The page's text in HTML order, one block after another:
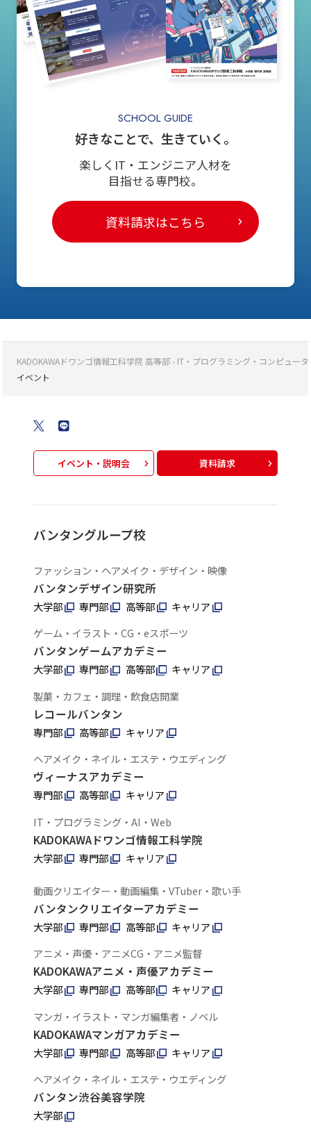
SCHOOL GUIDE
好きなことで、生きていく。
楽しくIT・エンジニア人材を
目指せる専門校。
資料請求はこちら
KADOKAWAドワンゴ情報工科学院 高等部 - IT・プログラミング・コンピュー
イベント
イベント・説明会 資料請求
バンタングループ校
ファッション・ヘアメイク・デザイン・映像
バンタンデザイン研究所
大学部 専門部 高等部
キャリア
ゲーム・イラスト・CG・eスポーツ
バンタンゲームアカデミー
大学部 専門部 高等部
キャリア
製菓・カフェ・調理・飲食店開業
レコールバンタン
専門部 高等部
キャリア
ヘアメイク・ネイル・エステ・ウエディング
ヴィーナスアカデミー
専門部 高等部
キャリア
IT・プログラミング・AI・Web
KADOKAWAドワンゴ情報工科学院
大学部 専門部 キャリア
動画クリエイター・動画編集・VTuber・歌い手
バンタンクリエイターアカデミー
大学部 専門部 高等部
キャリア
アニメ・声優・アニメCG・アニメ監督
KADOKAWAアニメ・声優アカデミー
大学部 専門部 高等部
キャリア
マンガ・イラスト・マンガ編集者・ノベル
KADOKAWAマンガアカデミー
大学部 専門部 高等部
キャリア
ヘアメイク・ネイル・エステ・ウエディング
バンタン渋谷美容学院
大学部